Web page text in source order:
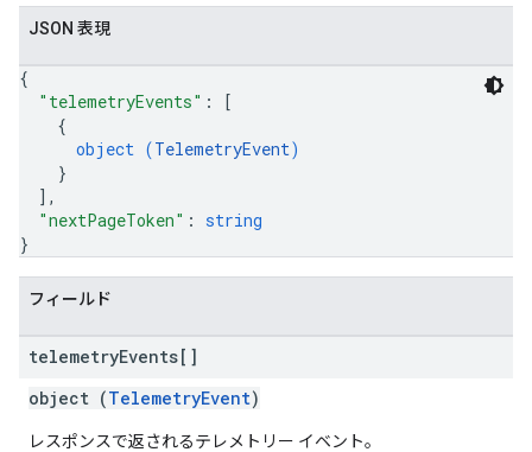
JSON 表現
{
"telemetryEvents" :
[
{
object (TelemetryEvent)
}
] ,
"nextPageToken" : string
}
フィールド
telemetryEvents[]
object (TelemetryEvent)
レスポンスで返されるテレメトリー イベント。